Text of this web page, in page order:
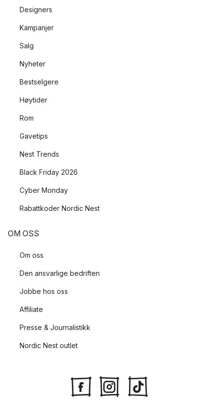
Designers
Kampanjer
Salg
Nyheter
Bestselgere
Høytider
Rom
Gavetips
Nest Trends
Black Friday 2026
Cyber Monday
Rabattkoder Nordic Nest
OM OSS
Om oss
Den ansvarlige bedriften
Jobbe hos oss
Affiliate
Presse & Journalistikk
Nordic Nest outlet